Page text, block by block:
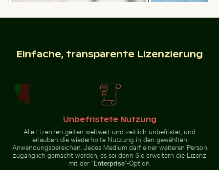
im Affenfelsen
Luftaufnahme von Soufrière, Küstenstadt mit Kirche
Luftaufnahme von Soufrière,
Küstenstadt mit Kirche und
Eckbereich eines
Eckbereich eines
Industriegebäudes mit
Gefrorene Landschaft am Thiessower Haken, Rügen
Einfache, transparente Lizenzierung
Unbefristete Nutzung
Alle Lizenzen gelten weltweit und zeitlich unbefristet, und
erlauben die wiederholte Nutzung in den gewählten
Anwendungsbereichen. Jedes Medium darf einer weiteren Person
zugänglich gemacht werden, es sei denn Sie erweitern die Lizenz
mit der “Enterprise”-Option.